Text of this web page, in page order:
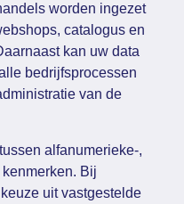
worden ingezet
catalogus en
kan uw data
bedrijfsprocessen
van de
alfanumerieke-,
Bij
uit vastgestelde